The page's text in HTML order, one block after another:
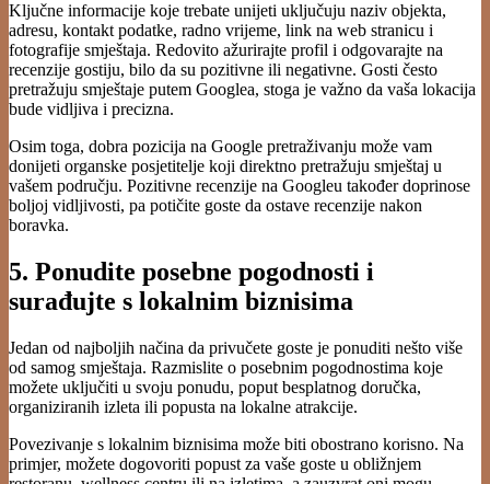
Ključne informacije koje trebate unijeti uključuju naziv objekta,
adresu, kontakt podatke, radno vrijeme, link na web stranicu i
fotografije smještaja. Redovito ažurirajte profil i odgovarajte na
recenzije gostiju, bilo da su pozitivne ili negativne. Gosti često
pretražuju smještaje putem Googlea, stoga je važno da vaša lokacija
bude vidljiva i precizna.
Osim toga, dobra pozicija na Google pretraživanju može vam
donijeti organske posjetitelje koji direktno pretražuju smještaj u
vašem području. Pozitivne recenzije na Googleu također doprinose
boljoj vidljivosti, pa potičite goste da ostave recenzije nakon
boravka.
5. Ponudite posebne pogodnosti i
surađujte s lokalnim biznisima
Jedan od najboljih načina da privučete goste je ponuditi nešto više
od samog smještaja. Razmislite o posebnim pogodnostima koje
možete uključiti u svoju ponudu, poput besplatnog doručka,
organiziranih izleta ili popusta na lokalne atrakcije.
Povezivanje s lokalnim biznisima može biti obostrano korisno. Na
primjer, možete dogovoriti popust za vaše goste u obližnjem